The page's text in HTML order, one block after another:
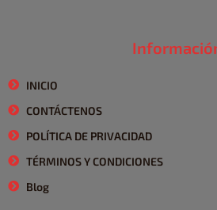
INICIO
CONTÁCTENOS
POLÍTICA DE PRIVACIDAD
TÉRMINOS Y CONDICIONES
Blog